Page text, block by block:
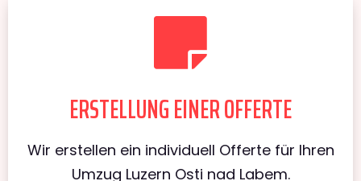
ERSTELLUNG EINER OFFERTE
Wir erstellen ein individuell Offerte für Ihren
Umzug Luzern Osti nad Labem.